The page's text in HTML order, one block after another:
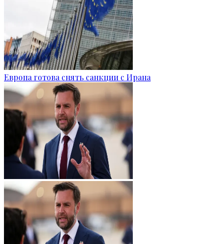
Европа готова снять санкции с Ирана